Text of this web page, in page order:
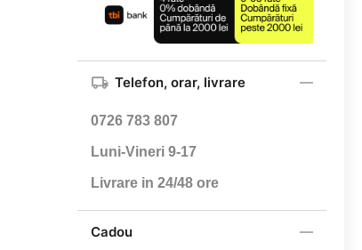
Telefon, orar, livrare
0726 783 807
Luni-Vineri 9-17
Livrare in 24/48 ore
Cadou